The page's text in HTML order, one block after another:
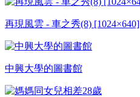
再現風雲 - 車之秀(8) [1024×640]
中興大學的圖書館